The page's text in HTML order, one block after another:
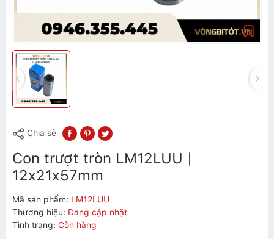
Chia sẻ
Con trượt tròn LM12LUU |
12x21x57mm
Mã sản phẩm: LM12LUU
Thương hiệu: Đang cập nhật
Tình trạng: Còn hàng